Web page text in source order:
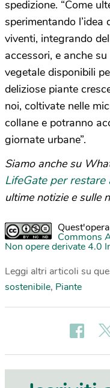
spedizione. “Come
sperimentando
viventi, integrando
accessori, e anche
vegetale disponibili
deliziose piante
noi, coltivate nelle
collane e potranno
giornate urbane”.
Siamo anche su
LifeGate per
ultime notizie e sulle
Commons
Non opere derivate 4.0
Leggi altri articoli su
sostenibile, Piante